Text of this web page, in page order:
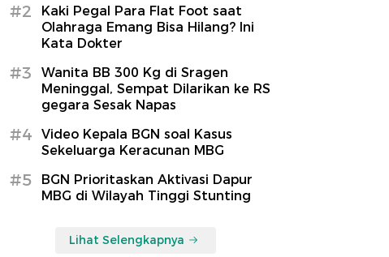
#2
Kaki Pegal Para Flat Foot saat
Olahraga Emang Bisa Hilang? Ini
Kata Dokter
#3
Wanita BB 300 Kg di Sragen
Meninggal, Sempat Dilarikan ke RS
gegara Sesak Napas
#4
Video Kepala BGN soal Kasus
Sekeluarga Keracunan MBG
#5
BGN Prioritaskan Aktivasi Dapur
MBG di Wilayah Tinggi Stunting
Lihat Selengkapnya